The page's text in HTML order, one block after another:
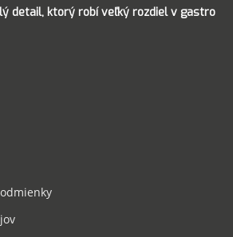
detail, ktorý robí veľký rozdiel v gastro